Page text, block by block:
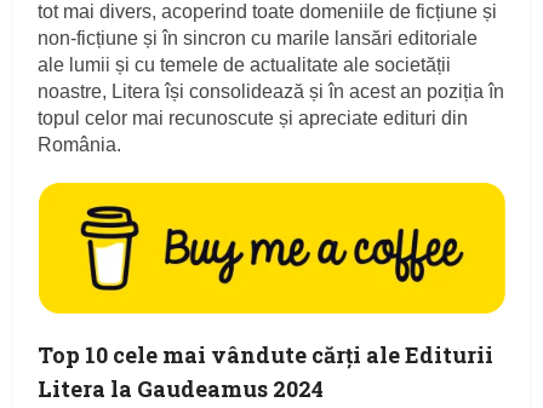
tot mai divers, acoperind toate domeniile de ficțiune și
non-ficțiune și în sincron cu marile lansări editoriale
ale lumii și cu temele de actualitate ale societății
noastre, Litera își consolidează și în acest an poziția în
topul celor mai recunoscute și apreciate edituri din
România.
Top 10 cele mai vândute cărți ale Editurii
Litera la Gaudeamus 2024